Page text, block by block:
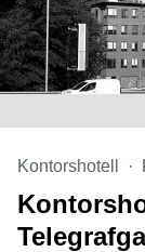
Kontorshotell